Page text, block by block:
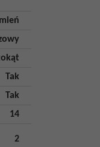
Tak
Tak
14
2